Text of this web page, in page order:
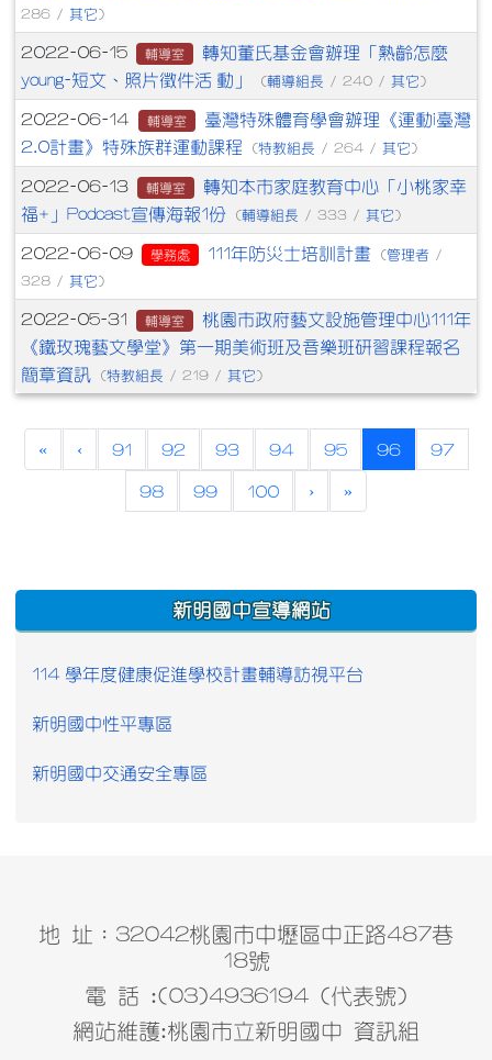
286 / 其它 )
2022-06-15 輔導室
轉知董氏基金會辦理「熟齡怎麼
young-短文、照片徵件活 動」
(輔導組長 / 240 / 其它 )
2022-06-14 輔導室
臺灣特殊體育學會辦理《運動i臺灣
2.0計畫》特殊族群運動課程
(特教組長 / 264 / 其它 )
2022-06-13 輔導室
轉知本市家庭教育中心「小桃家幸
福+」Podcast宣傳海報1份
(輔導組長 / 333 / 其它 )
2022-06-09 學務處 111年防災士培訓計畫 (管理者/
328 / 其它 )
2022-05-31 輔導室
桃園市政府藝文設施管理中心111年
《鐵玫瑰藝文學堂》第一期美術班及音樂班研習課程報名
簡章資訊
(特教組長 / 219 / 其它 )
« ‹ 91 92 93 94 95 96(current)
97
98 99 100 › »
:::
新明國中宣導網站
114 學年度健康促進學校計畫輔導訪視平台
新明國中性平專區
新明國中交通安全專區
地 址：32042桃園市中壢區中正路487巷
18號
電 話 :(03)4936194 (代表號)
網站維護:桃園市立新明國中 資訊組